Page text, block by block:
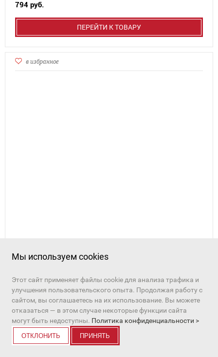
794 руб.
ПЕРЕЙТИ К ТОВАРУ
в избранное
LS.3132-4XE11
в избранное
Мы используем cookies
Этот сайт применяет файлы cookie для анализа трафика и
улучшения пользовательского опыта. Продолжая работу с
сайтом, вы соглашаетесь на их использование. Вы можете
отказаться — в этом случае некоторые функции сайта
могут быть недоступны. Политика конфиденциальности >
ОТКЛОНИТЬ ПРИНЯТЬ